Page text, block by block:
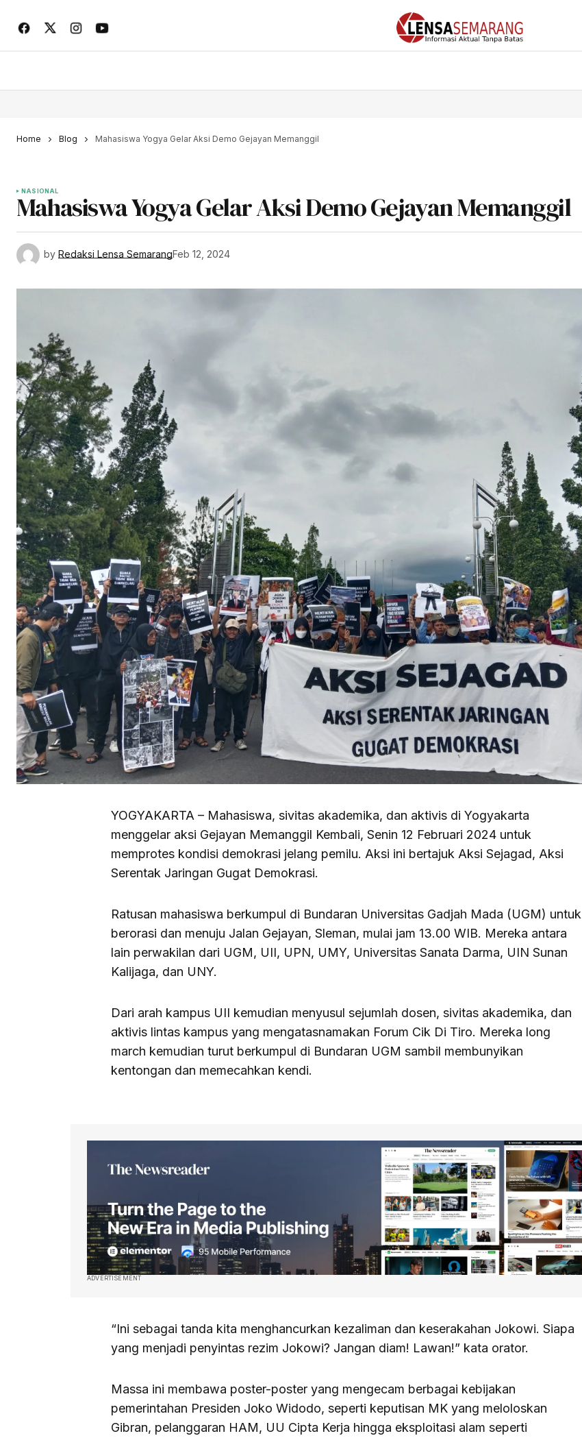
Home Blog Mahasiswa Yogya Gelar Aksi Demo Gejayan Memanggil
NASIONAL
Mahasiswa Yogya Gelar Aksi Demo Gejayan Memanggil
by Redaksi Lensa SemarangFeb 12, 2024
YOGYAKARTA – Mahasiswa, sivitas akademika, dan aktivis di Yogyakarta
menggelar aksi Gejayan Memanggil Kembali, Senin 12 Februari 2024 untuk
memprotes kondisi demokrasi jelang pemilu. Aksi ini bertajuk Aksi Sejagad, Aksi
Serentak Jaringan Gugat Demokrasi.
Ratusan mahasiswa berkumpul di Bundaran Universitas Gadjah Mada (UGM) untuk
berorasi dan menuju Jalan Gejayan, Sleman, mulai jam 13.00 WIB. Mereka antara
lain perwakilan dari UGM, UII, UPN, UMY, Universitas Sanata Darma, UIN Sunan
Kalijaga, dan UNY.
Dari arah kampus UII kemudian menyusul sejumlah dosen, sivitas akademika, dan
aktivis lintas kampus yang mengatasnamakan Forum Cik Di Tiro. Mereka long
march kemudian turut berkumpul di Bundaran UGM sambil membunyikan
kentongan dan memecahkan kendi.
ADVERTISEMENT
“Ini sebagai tanda kita menghancurkan kezaliman dan keserakahan Jokowi. Siapa
yang menjadi penyintas rezim Jokowi? Jangan diam! Lawan!” kata orator.
Massa ini membawa poster-poster yang mengecam berbagai kebijakan
pemerintahan Presiden Joko Widodo, seperti keputisan MK yang meloloskan
Gibran, pelanggaran HAM, UU Cipta Kerja hingga eksploitasi alam seperti